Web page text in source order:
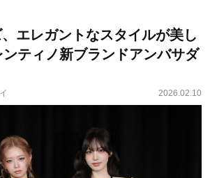
エレガントなスタイルが美し
ティノ新ブランドアンバサダ
2026.02.10